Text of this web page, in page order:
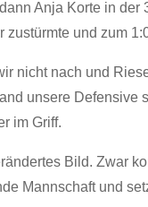
Anja Korte in
zustürmte und zum
nicht nach und
unsere
im Griff.
Bild. Zwar
Mannschaft und